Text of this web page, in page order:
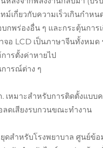
ม์เกี่ยวกับความเร็วเกินกำ
กพร่องอื่น ๆ และกระตุ้นการ
อ LCD เป็นภาษาจีนทั้งหมด
ารตั้งค่าหายไป
ารณ์ต่าง ๆ
เหมาะสำหรับการติดตั้งแบ
ลดเสียงรบกวนขณะทำงาน
ดสำหรับโรงพยาบาล ศูนย์ข้